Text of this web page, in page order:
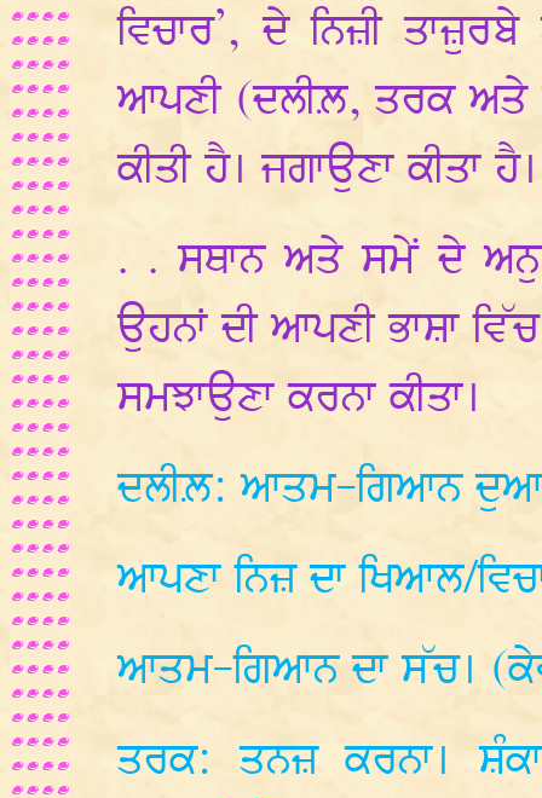
ਵਿਚਾਰ’, ਦੇ ਨਿਜ਼ੀ
ਆਪਣੀ (ਦਲੀਲ਼, ਤਰਕ ਅਤੇ
ਕੀਤੀ ਹੈ। ਜਗਾਉਣਾ ਕੀਤਾ ਹੈ।
. . ਸਥਾਨ ਅਤੇ ਸਮੇਂ ਦੇ
ਉਹਨਾਂ ਦੀ ਆਪਣੀ ਭਾਸ਼ਾ
ਸਮਝਾਉਣਾ ਕਰਨਾ ਕੀਤਾ।
ਦਲੀਲ਼: ਆਤਮ-ਗਿਆਨ
ਆਪਣਾ ਨਿਜ਼ ਦਾ ਖਿਆਲ/
ਆਤਮ-ਗਿਆਨ ਦਾ ਸੱਚ।
ਤਰਕ: ਤਨਜ਼ ਕਰਨਾ।